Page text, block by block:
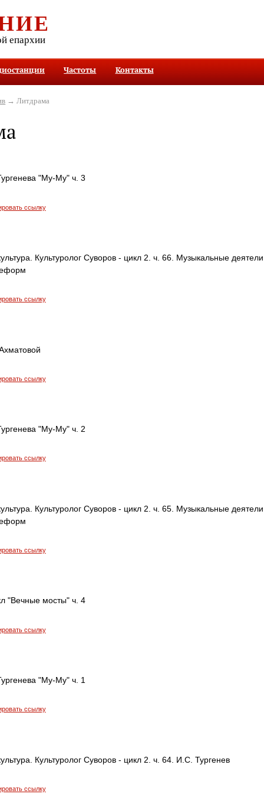
епархии
Частоты Контакты
→ Литдрама
"Му-Му" ч. 3
ссылку
Культуролог Суворов - цикл 2. ч. 66. Музыкальные деятели
ссылку
ссылку
"Му-Му" ч. 2
ссылку
Культуролог Суворов - цикл 2. ч. 65. Музыкальные деятели
ссылку
"Вечные мосты" ч. 4
ссылку
"Му-Му" ч. 1
ссылку
Культуролог Суворов - цикл 2. ч. 64. И.С. Тургенев
ссылку